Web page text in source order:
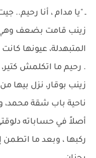
ـ "يا مدام ، أنا رحيم..
زينب قامت بضعف
المتبهدلة، عيونها كانت
. رحيم ما اتكلمش
زينب بوقار، نزل بيها
ناحية باب شقة
أصلاً في حساباته
ركبها ، وبعد ما اتطمن